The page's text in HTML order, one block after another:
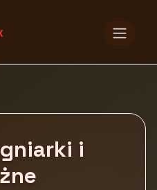
i